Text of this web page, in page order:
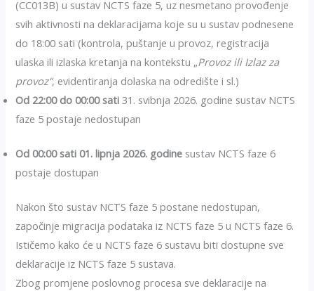
(CC013B) u sustav NCTS faze 5, uz nesmetano provođenje
svih aktivnosti na deklaracijama koje su u sustav podnesene
do 18:00 sati (kontrola, puštanje u provoz, registracija
ulaska ili izlaska kretanja na kontekstu „Provoz ili Izlaz za
provoz“, evidentiranja dolaska na odredište i sl.)
Od 22:00 do 00:00 sati31. svibnja 2026. godine sustav NCTS
faze 5 postaje nedostupan
Od 00:00 sati 01. lipnja 2026. godine sustav NCTS faze 6
postaje dostupan
Nakon što sustav NCTS faze 5 postane nedostupan,
započinje migracija podataka iz NCTS faze 5 u NCTS faze 6.
Ističemo kako će u NCTS faze 6 sustavu biti dostupne sve
deklaracije iz NCTS faze 5 sustava.
Zbog promjene poslovnog procesa sve deklaracije na